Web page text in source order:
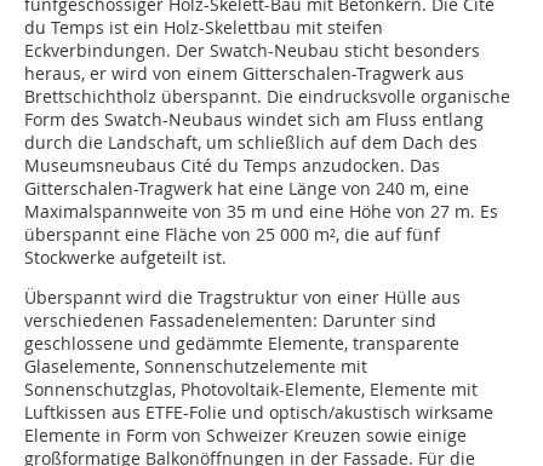
du Temps ist ein Holz-Skelettbau mit steifen
Eckverbindungen. Der Swatch-Neubau sticht besonders
heraus, er wird von einem Gitterschalen-Tragwerk aus
Brettschichtholz überspannt. Die eindrucksvolle organische
Form des Swatch-Neubaus windet sich am Fluss entlang
durch die Landschaft, um schließlich auf dem Dach des
Museumsneubaus Cité du Temps anzudocken. Das
Gitterschalen-Tragwerk hat eine Länge von 240 m, eine
Maximalspannweite von 35 m und eine Höhe von 27 m. Es
überspannt eine Fläche von 25 000 m², die auf fünf
Stockwerke aufgeteilt ist.
Überspannt wird die Tragstruktur von einer Hülle aus
verschiedenen Fassadenelementen: Darunter sind
geschlossene und gedämmte Elemente, transparente
Glaselemente, Sonnenschutzelemente mit
Sonnenschutzglas, Photovoltaik-Elemente, Elemente mit
Luftkissen aus ETFE-Folie und optisch/akustisch wirksame
Elemente in Form von Schweizer Kreuzen sowie einige
großformatige Balkonöffnungen in der Fassade. Für die